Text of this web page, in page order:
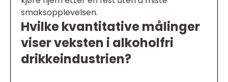
smaksopplevelsen.
Hvilke kvantitative målinger
viser veksten i alkoholfri
drikkeindustrien?